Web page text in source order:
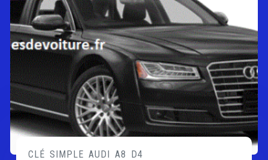
CLÉ SIMPLE AUDI A8 D4